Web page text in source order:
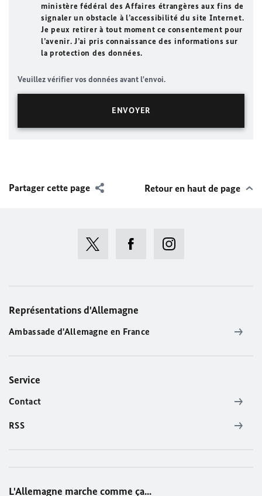
ministère fédéral des Affaires étrangères aux fins de
signaler un obstacle à l’accessibilité du site Internet.
Je peux retirer à tout moment ce consentement pour
l’avenir. J’ai pris connaissance des informations sur
la protection des données.
Veuillez vérifier vos données avant l'envoi.
Partager cette page Retour en haut de page
Représentations d'Allemagne
Ambassade d'Allemagne en France
Service
Contact
RSS
L'Allemagne marche comme ça...